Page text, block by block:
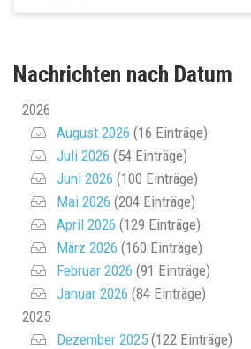
Nachrichten nach Datum
2026
August 2026 (16 Einträge)
Juli 2026 (54 Einträge)
Juni 2026 (100 Einträge)
Mai 2026 (204 Einträge)
April 2026 (129 Einträge)
März 2026 (160 Einträge)
Februar 2026 (91 Einträge)
Januar 2026 (84 Einträge)
2025
Dezember 2025 (122 Einträge)